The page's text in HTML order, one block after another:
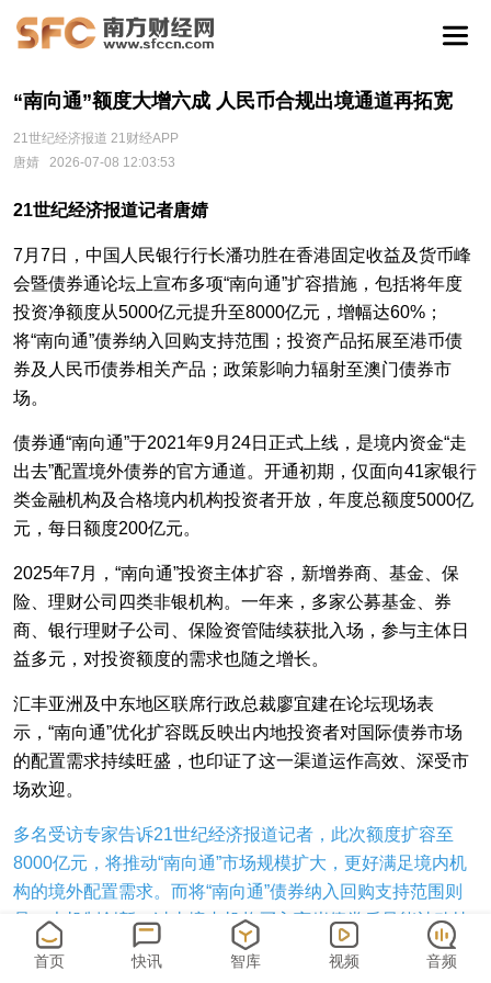
“南向通”额度大增六成 人民币合规出境通道再拓宽
21世纪经济报道 21财经APP
唐婧
2026-07-08 12:03:53
21世纪经济报道记者唐婧
7月7日，中国人民银行行长潘功胜在香港固定收益及货币峰
会暨债券通论坛上宣布多项“南向通”扩容措施，包括将年度
投资净额度从5000亿元提升至8000亿元，增幅达60%；
将“南向通”债券纳入回购支持范围；投资产品拓展至港币债
券及人民币债券相关产品；政策影响力辐射至澳门债券市
场。
债券通“南向通”于2021年9月24日正式上线，是境内资金“走
出去”配置境外债券的官方通道。开通初期，仅面向41家银行
类金融机构及合格境内机构投资者开放，年度总额度5000亿
元，每日额度200亿元。
2025年7月，“南向通”投资主体扩容，新增券商、基金、保
险、理财公司四类非银机构。一年来，多家公募基金、券
商、银行理财子公司、保险资管陆续获批入场，参与主体日
益多元，对投资额度的需求也随之增长。
汇丰亚洲及中东地区联席行政总裁廖宜建在论坛现场表
示，“南向通”优化扩容既反映出内地投资者对国际债券市场
的配置需求持续旺盛，也印证了这一渠道运作高效、深受市
场欢迎。
多名受访专家告诉21世纪经济报道记者，此次额度扩容至
8000亿元，将推动“南向通”市场规模扩大，更好满足境内机
构的境外配置需求。而将“南向通”债券纳入回购支持范围则
是一大机制创新，过去境内机构买入离岸债券后只能被动持
有，如今可作为合格质押品进行回购融资，资产盘活路径由
首页 快讯 智库 视频 音频